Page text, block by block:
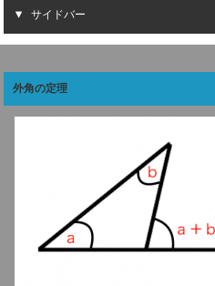
サイドバー
外角の定理